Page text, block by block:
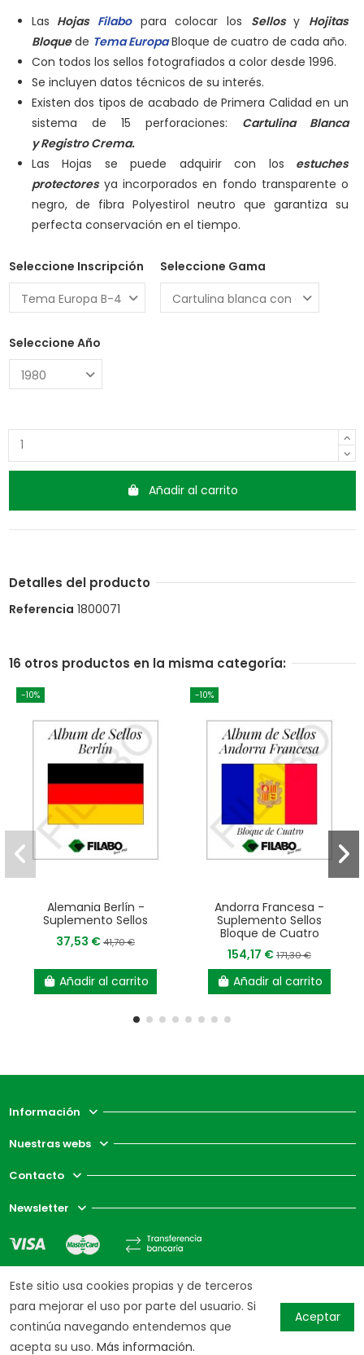
Las Hojas Filabo para colocar los Sellos y Hojitas
Bloquede Tema Europa Bloque de cuatro de cada año.
Con todos los sellos fotografiados a color desde 1996.
Se incluyen datos técnicos de su interés.
Existen dos tipos de acabado de Primera Calidad en un
sistema de 15 perforaciones: Cartulina Blanca
yRegistro Crema.
Las Hojas se puede adquirir con los estuches
protectoresya incorporados en fondo transparente o
negro, de fibra Polyestirol neutro que garantiza su
perfecta conservación en el tiempo.
Seleccione Inscripción Seleccione Gama
Seleccione Año
Añadir al carrito
Detalles del producto
Referencia 1800071
16 otros productos en la misma categoría:
-10%
Alemania Berlín -
Suplemento Sellos
37,53 €41,70 €
Añadir al carrito
-10%
Andorra Francesa -
Suplemento Sellos
Bloque de Cuatro
154,17 €171,30 €
Añadir al carrito
Información
Nuestras webs
Contacto
Newsletter
Este sitio usa cookies propias y de terceros
para mejorar el uso por parte del usuario. Si
continúa navegando entendemos que
acepta su uso. Más información.
Aceptar